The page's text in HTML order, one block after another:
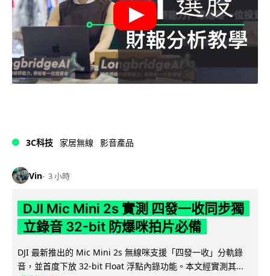
3C科技 家居無線 影音產品
Vin 3 小時
DJI Mic Mini 2s 實測 四發一收同步獨
立錄音 32-bit 防爆咪拍片必備
DJI 最新推出的 Mic Mini 2s 無線咪支援「四發一收」分軌錄
音，並首度下放 32-bit Float 浮點內錄功能。本文經實測其...